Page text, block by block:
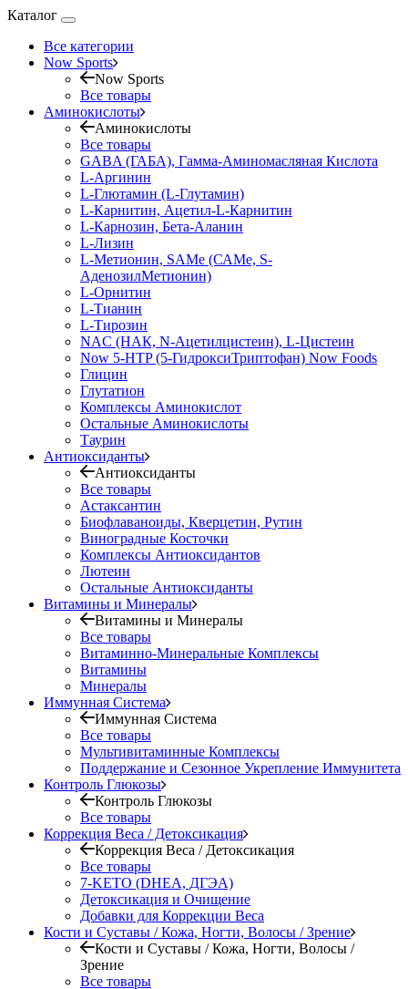
Каталог
Все категории
Now Sports
Now Sports
Все товары
Аминокислоты
Аминокислоты
Все товары
GABA (ГАБА), Гамма-Аминомасляная Кислота
L-Аргинин
L-Глютамин (L-Глутамин)
L-Карнитин, Ацетил-L-Карнитин
L-Карнозин, Бета-Аланин
L-Лизин
L-Метионин, SAMe (САМе, S-
АденозилМетионин)
L-Орнитин
L-Тианин
L-Тирозин
NAC (НАК, N-Ацетилцистеин), L-Цистеин
Now 5-HTP (5-ГидроксиТриптофан) Now Foods
Глицин
Глутатион
Комплексы Аминокислот
Остальные Аминокислоты
Таурин
Антиоксиданты
Антиоксиданты
Все товары
Астаксантин
Биофлаваноиды, Кверцетин, Рутин
Виноградные Косточки
Комплексы Антиоксидантов
Лютеин
Остальные Антиоксиданты
Витамины и Минералы
Витамины и Минералы
Все товары
Витаминно-Минеральные Комплексы
Витамины
Минералы
Иммунная Система
Иммунная Система
Все товары
Мультивитаминные Комплексы
Поддержание и Сезонное Укрепление Иммунитета
Контроль Глюкозы
Контроль Глюкозы
Все товары
Коррекция Веса / Детоксикация
Коррекция Веса / Детоксикация
Все товары
7-KETO (DHEA, ДГЭА)
Детоксикация и Очищение
Добавки для Коррекции Веса
Кости и Суставы / Кожа, Ногти, Волосы / Зрение
Кости и Суставы / Кожа, Ногти, Волосы /
Зрение
Все товары